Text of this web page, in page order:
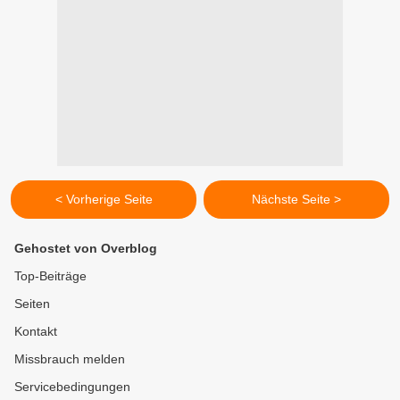
< Vorherige Seite Nächste Seite >
Gehostet von Overblog
Top-Beiträge
Seiten
Kontakt
Missbrauch melden
Servicebedingungen